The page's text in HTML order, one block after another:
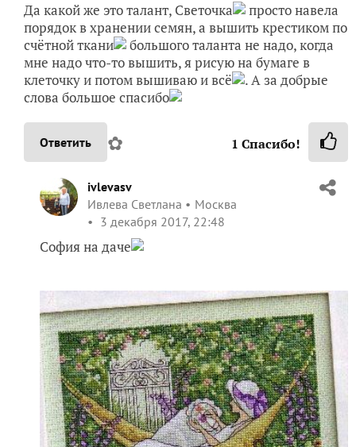
Да какой же это талант, Светочка
просто навела
порядок в хранении семян, а вышить крестиком по
счётной ткани
большого таланта не надо, когда
мне надо что-то вышить, я рисую на бумаге в
клеточку и потом вышиваю и всё
. А за добрые
слова большое спасибо
Ответить ✿ 1 Спасибо!
ivlevasv
Ивлева Светлана
Москва
3 декабря 2017, 22:48
София на даче